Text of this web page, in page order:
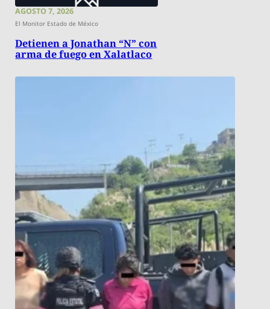
AGOSTO 7, 2026
El Monitor Estado de México
Detienen a Jonathan “N” con
arma de fuego en Xalatlaco